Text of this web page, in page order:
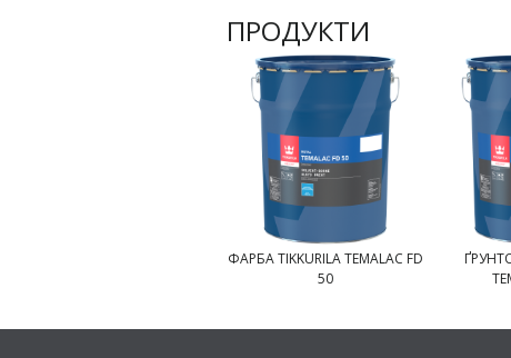
ПРОДУКТИ
ФАРБА TIKKURILA TEMALAC FD
50